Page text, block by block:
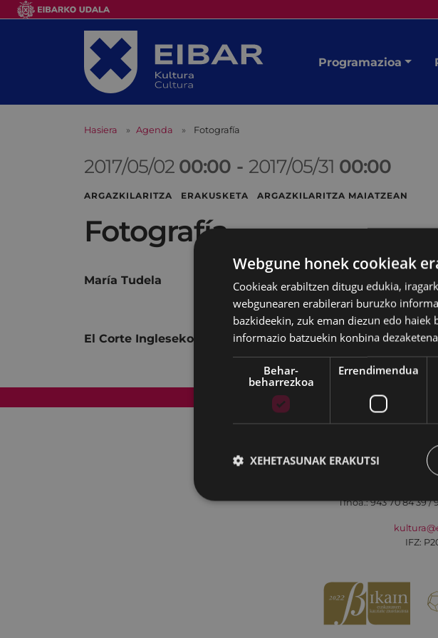
Programazioa
Hasiera Agenda Fotografía
2017/05/02 00:00 - 2017/05/31 00:00
ARGAZKILARITZA ERAKUSKETA ARGAZKILARITZA MAIATZEAN
Fotografía
María Tudela
El Corte Ingleseko erakusketa aretoa.
Web mapa Irisgarritasuna
Tfnoa.:943 70 84 39 /
IFZ:
Webgune honek cookieak
Cookieak erabiltzen ditugu edukia,
webgunearen erabilerari buruzko
bazkideekin, zuk eman diezun edo
informazio batzuekin konbina
Behar-
beharrezkoa
Errendimendua
XEHETASUNAK ERAKUTSI